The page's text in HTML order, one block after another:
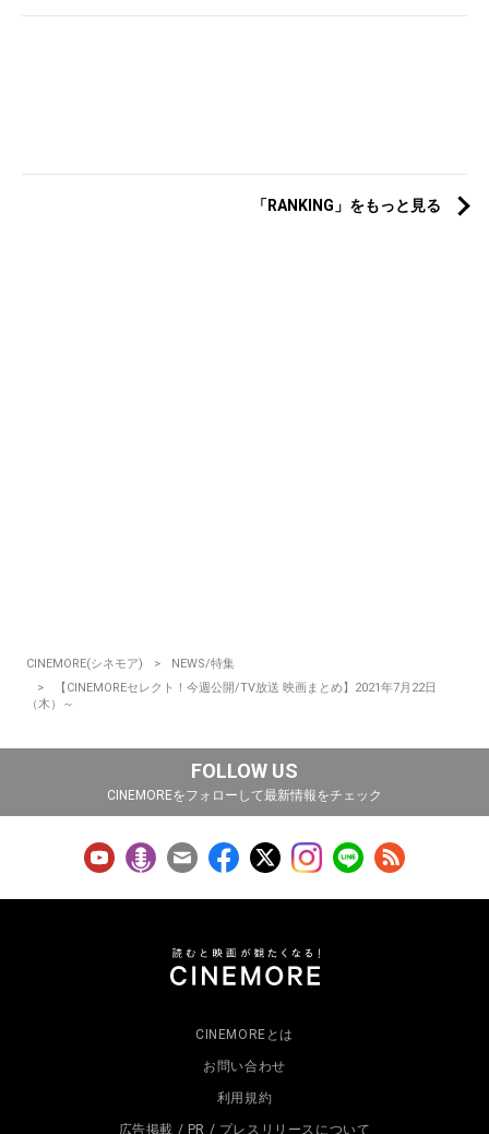
「RANKING」をもっと見る
CINEMORE(シネモア)
NEWS/特集
【CINEMOREセレクト！今週公開/TV放送 映画まとめ】2021年7月22日
（木）～
FOLLOW US
CINEMOREをフォローして最新情報をチェック
CINEMOREとは
お問い合わせ
利用規約
広告掲載 / PR / プレスリリースについて